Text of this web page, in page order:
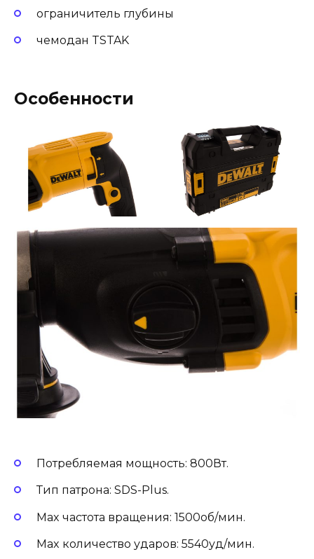
ограничитель глубины
чемодан TSTAK
Особенности
Потребляемая мощность: 800Вт.
Тип патрона: SDS-Plus.
Max частота вращения: 1500об/мин.
Max количество ударов: 5540уд/мин.